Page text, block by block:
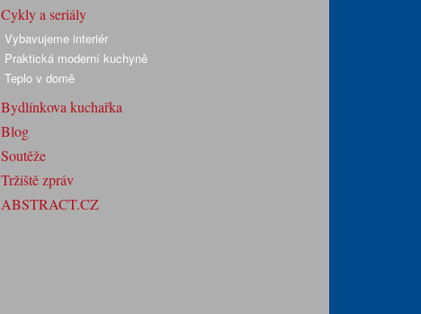
Cykly a seriály
Vybavujeme interiér
Praktická moderní kuchyně
Teplo v domě
Bydlínkova kuchařka
Blog
Soutěže
Tržiště zpráv
ABSTRACT.CZ